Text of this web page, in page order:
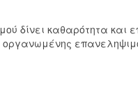
δίνει καθαρότητα και